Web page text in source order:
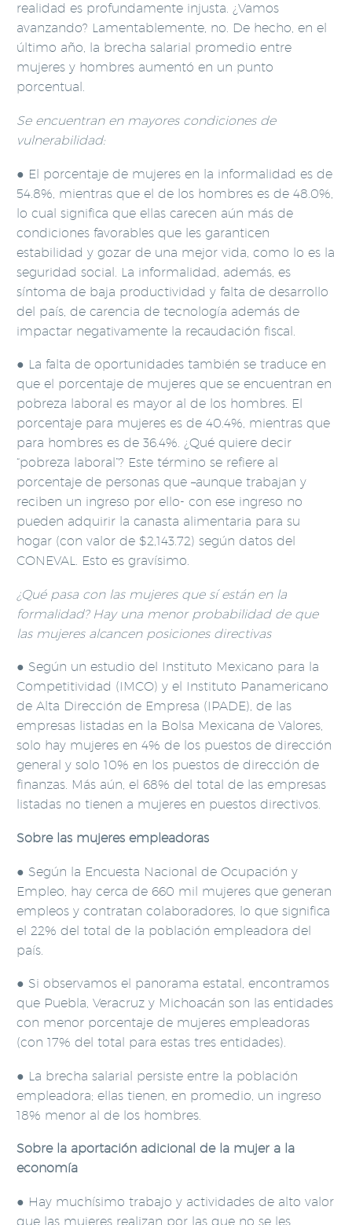
realidad es profundamente injusta. ¿Vamos
avanzando? Lamentablemente, no. De hecho, en el
último año, la brecha salarial promedio entre
mujeres y hombres aumentó en un punto
porcentual.
Se encuentran en mayores condiciones de
vulnerabilidad:
● El porcentaje de mujeres en la informalidad es de
54.8%, mientras que el de los hombres es de 48.0%,
lo cual significa que ellas carecen aún más de
condiciones favorables que les garanticen
estabilidad y gozar de una mejor vida, como lo es la
seguridad social. La informalidad, además, es
síntoma de baja productividad y falta de desarrollo
del país, de carencia de tecnología además de
impactar negativamente la recaudación fiscal.
● La falta de oportunidades también se traduce en
que el porcentaje de mujeres que se encuentran en
pobreza laboral es mayor al de los hombres. El
porcentaje para mujeres es de 40.4%, mientras que
para hombres es de 36.4%. ¿Qué quiere decir
“pobreza laboral”? Este término se refiere al
porcentaje de personas que –aunque trabajan y
reciben un ingreso por ello- con ese ingreso no
pueden adquirir la canasta alimentaria para su
hogar (con valor de $2,143.72) según datos del
CONEVAL. Esto es gravísimo.
¿Qué pasa con las mujeres que sí están en la
formalidad? Hay una menor probabilidad de que
las mujeres alcancen posiciones directivas
● Según un estudio del Instituto Mexicano para la
Competitividad (IMCO) y el Instituto Panamericano
de Alta Dirección de Empresa (IPADE), de las
empresas listadas en la Bolsa Mexicana de Valores,
solo hay mujeres en 4% de los puestos de dirección
general y solo 10% en los puestos de dirección de
finanzas. Más aún, el 68% del total de las empresas
listadas no tienen a mujeres en puestos directivos.
Sobre las mujeres empleadoras
● Según la Encuesta Nacional de Ocupación y
Empleo, hay cerca de 660 mil mujeres que generan
empleos y contratan colaboradores, lo que significa
el 22% del total de la población empleadora del
país.
● Si observamos el panorama estatal, encontramos
que Puebla, Veracruz y Michoacán son las entidades
con menor porcentaje de mujeres empleadoras
(con 17% del total para estas tres entidades).
● La brecha salarial persiste entre la población
empleadora; ellas tienen, en promedio, un ingreso
18% menor al de los hombres.
Sobre la aportación adicional de la mujer a la
economía
● Hay muchísimo trabajo y actividades de alto valor
que las mujeres realizan por las que no se les